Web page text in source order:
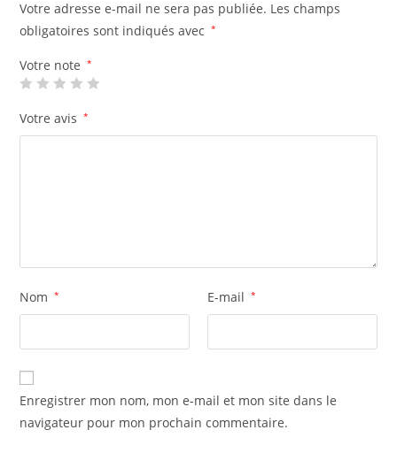
Votre adresse e-mail ne sera pas publiée. Les champs
obligatoires sont indiqués avec
*
Votre note *
Votre avis *
Nom * E-mail *
Enregistrer mon nom, mon e-mail et mon site dans le
navigateur pour mon prochain commentaire.